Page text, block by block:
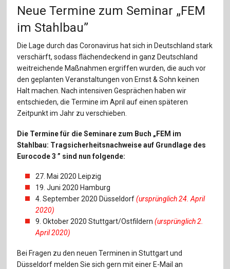
Fachgebiete
Werben
Service
Für Autor:innen
Sprache / Language: DE
Neue Termine zum Seminar „FEM
im Stahlbau”
Die Lage durch das Coronavirus hat sich in Deutschland stark
verschärft, sodass flächendeckend in ganz Deutschland
weitreichende Maßnahmen ergriffen wurden, die auch vor
den geplanten Veranstaltungen von Ernst & Sohn keinen
Halt machen. Nach intensiven Gesprächen haben wir
entschieden, die Termine im April auf einen späteren
Zeitpunkt im Jahr zu verschieben.
Die Termine für die Seminare zum Buch „FEM im
Stahlbau: Tragsicherheitsnachweise auf Grundlage des
Eurocode 3 ” sind nun folgende:
27. Mai 2020 Leipzig
19. Juni 2020 Hamburg
4. September 2020 Düsseldorf(ursprünglich 24. April
2020)
9. Oktober 2020 Stuttgart/Ostfildern (ursprünglich 2.
April 2020)
Bei Fragen zu den neuen Terminen in Stuttgart und
Düsseldorf melden Sie sich gern mit einer E-Mail an